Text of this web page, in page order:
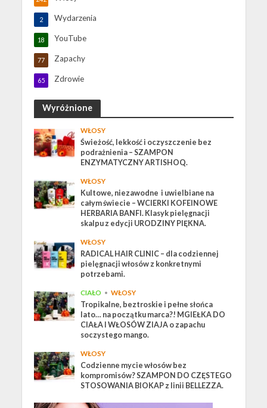
Wydarzenia
2
YouTube
18
Zapachy
77
Zdrowie
65
Wyróżnione
WŁOSY
Świeżość, lekkość i oczyszczenie bez
podrażnienia – SZAMPON
ENZYMATYCZNY ARTISHOQ.
WŁOSY
Kultowe, niezawodne i uwielbiane na
całym świecie – WCIERKI KOFEINOWE
HERBARIA BANFI. Klasyk pielęgnacji
skalpu z edycji URODZINY PIĘKNA.
WŁOSY
RADICAL HAIR CLINIC – dla codziennej
pielęgnacji włosów z konkretnymi
potrzebami.
CIAŁO • WŁOSY
Tropikalne, beztroskie i pełne słońca
lato… na początku marca?! MGIEŁKA DO
CIAŁA I WŁOSÓW ZIAJA o zapachu
soczystego mango.
WŁOSY
Codzienne mycie włosów bez
kompromisów? SZAMPON DO CZĘSTEGO
STOSOWANIA BIOKAP z linii BELLEZZA.